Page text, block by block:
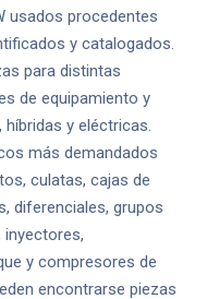
usados procedentes
y catalogados.
para distintas
de equipamiento y
y eléctricas.
más demandados
culatas, cajas de
diferenciales, grupos
y compresores de
encontrarse piezas